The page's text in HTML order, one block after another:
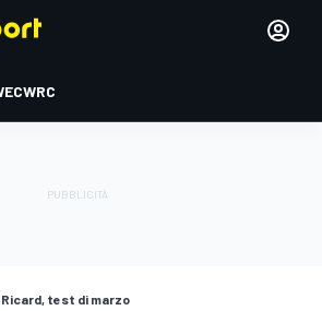
WRC
Ricard, test di marzo